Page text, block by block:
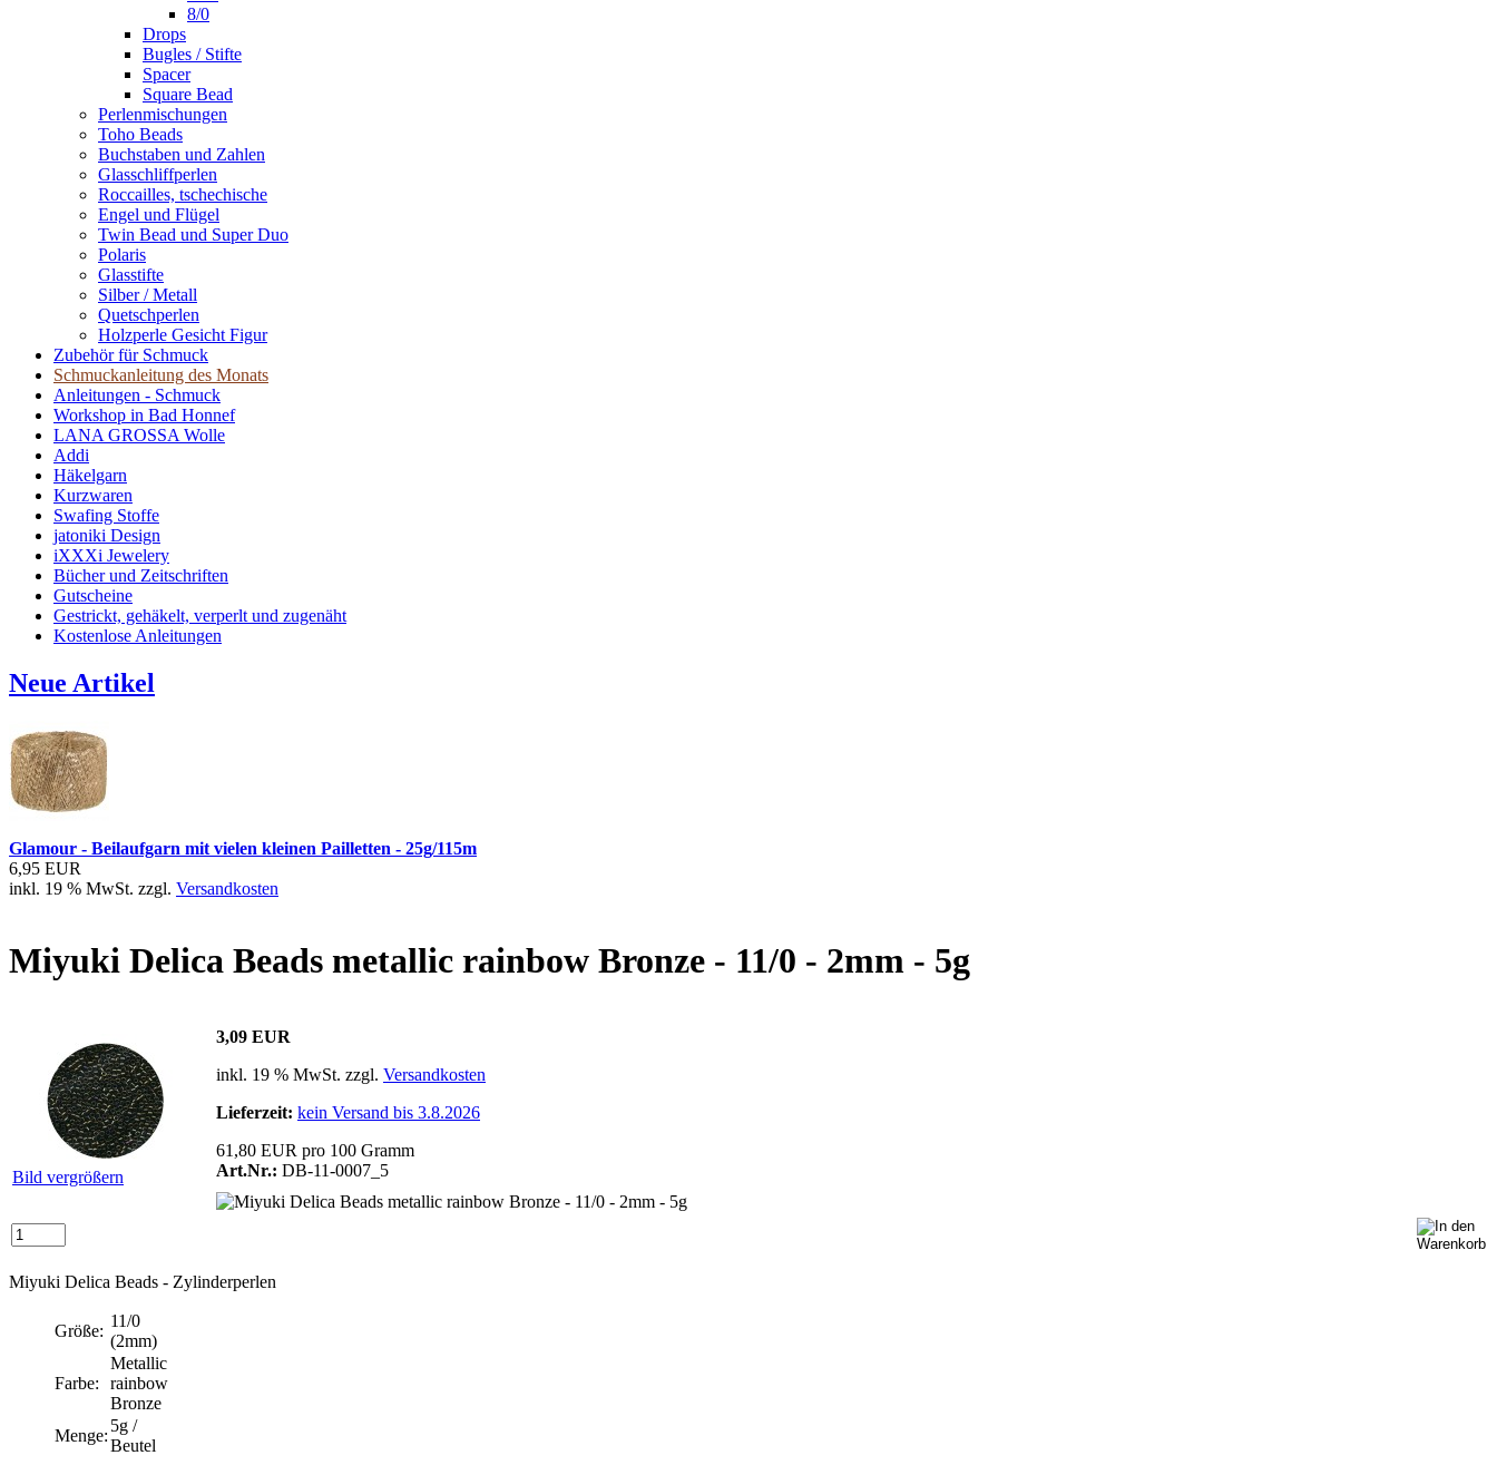
8/0
Drops
Bugles / Stifte
Spacer
Square Bead
Perlenmischungen
Toho Beads
Buchstaben und Zahlen
Glasschliffperlen
Roccailles, tschechische
Engel und Flügel
Twin Bead und Super Duo
Polaris
Glasstifte
Silber / Metall
Quetschperlen
Holzperle Gesicht Figur
Zubehör für Schmuck
Schmuckanleitung des Monats
Anleitungen - Schmuck
Workshop in Bad Honnef
LANA GROSSA Wolle
Addi
Häkelgarn
Kurzwaren
Swafing Stoffe
jatoniki Design
iXXXi Jewelery
Bücher und Zeitschriften
Gutscheine
Gestrickt, gehäkelt, verperlt und zugenäht
Kostenlose Anleitungen
Neue Artikel
Glamour - Beilaufgarn mit vielen kleinen Pailletten - 25g/115m
6,95 EUR
inkl. 19 % MwSt. zzgl. Versandkosten
Miyuki Delica Beads metallic rainbow Bronze - 11/0 - 2mm - 5g
Bild vergrößern
3,09 EUR
inkl. 19 % MwSt. zzgl. Versandkosten
Lieferzeit: kein Versand bis 3.8.2026
61,80 EUR pro 100 Gramm
Art.Nr.: DB-11-0007_5
Miyuki Delica Beads - Zylinderperlen
Größe:
11/0
(2mm)
Farbe:
Metallic
rainbow
Bronze
Menge:
5g /
Beutel